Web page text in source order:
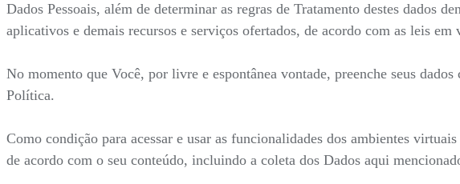
Dados Pessoais, além de determinar as regras de Tratamento destes dados
aplicativos e demais recursos e serviços ofertados, de acordo com as leis
No momento que Você, por livre e espontânea vontade, preenche seus
Política.
Como condição para acessar e usar as funcionalidades dos ambientes
de acordo com o seu conteúdo, incluindo a coleta dos Dados aqui